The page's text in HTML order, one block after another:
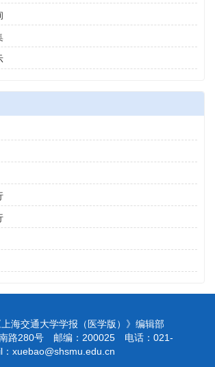
海交通大学学报（医学版）》编辑部
南路280号 邮编：200025 电话：021-
xuebao@shsmu.edu.cn